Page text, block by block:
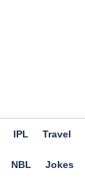
IPL Travel
NBL Jokes